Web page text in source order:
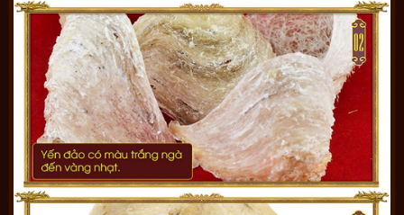
– Người già.
– Người làm việc lao động căng thẳng, mệt mỏi, tinh thần uể
oải.
– Người có sức khỏe kém.
– Trẻ nhỏ kém ăn, suy dinh dưỡng, còi xương chậm lớn.
– Người có sức đề kháng kém, thường xuyên mắc các bệnh
viêm phổi, viêm họng, viêm thanh quản khi thay đổi thời tiết.